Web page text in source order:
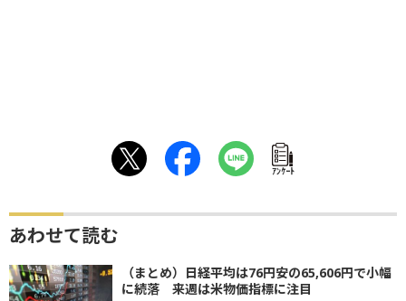
ｱﾝｹｰﾄ
あわせて読む
（まとめ）日経平均は76円安の65,606円で小幅
に続落 来週は米物価指標に注目